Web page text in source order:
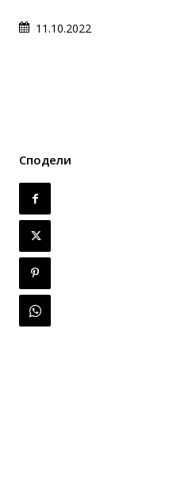
11.10.2022
Сподели